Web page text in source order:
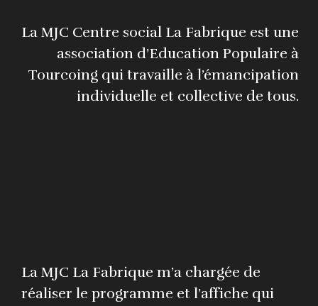
La MJC Centre social La Fabrique est une
association d’Education Populaire à
Tourcoing qui travaille à l’émancipation
individuelle et collective de tous.
La MJC La Fabrique m’a chargée de
réaliser le programme et l’affiche qui